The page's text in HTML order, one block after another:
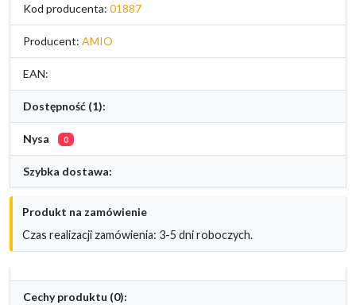
Kod producenta: 01887
Producent: AMIO
EAN:
Dostępność (1):
Nysa 0
Szybka dostawa:
Produkt na zamówienie
Czas realizacji zamówienia: 3-5 dni roboczych.
Cechy produktu (0):